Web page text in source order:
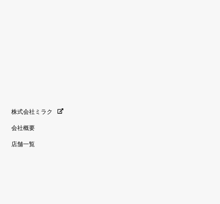
株式会社ミラク
会社概要
店舗一覧